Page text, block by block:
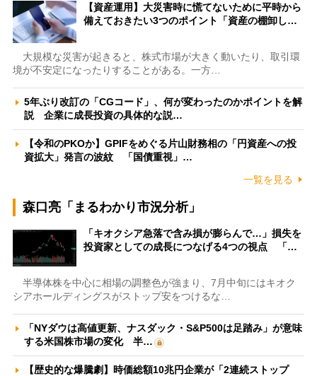
【資産運用】大災害時に慌てないために平時から
備えておきたい3つのポイント「資産の棚卸し…
大規模な災害が起きると、株式市場が大きく動いたり、取引環
境が不安定になったりすることがある。一方…
5年ぶり改訂の「CGコード」、何が変わったのかポイントを解
説 企業に成長投資の具体的な説…
【令和のPKOか】GPIFをめぐる片山財務相の「円資産への投
資拡大」発言の波紋 「国債重視」…
一覧を見る
森口亮「まるわかり市況分析」
「キオクシア急落で含み損が膨らんで…」損失を
投資家としての成長につなげる4つの視点 「…
半導体株を中心に相場の調整色が強まり、7月中旬にはキオク
シアホールディングスがストップ安をつけるな…
「NYダウは高値更新、ナスダック・S&P500は足踏み」が意味
する米国株市場の変化 半…
【歴史的な爆騰劇】時価総額10兆円企業が「2連続ストップ